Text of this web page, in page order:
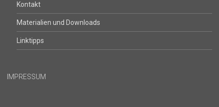
Kontakt
Materialien und Downloads
Linktipps
IMPRESSUM